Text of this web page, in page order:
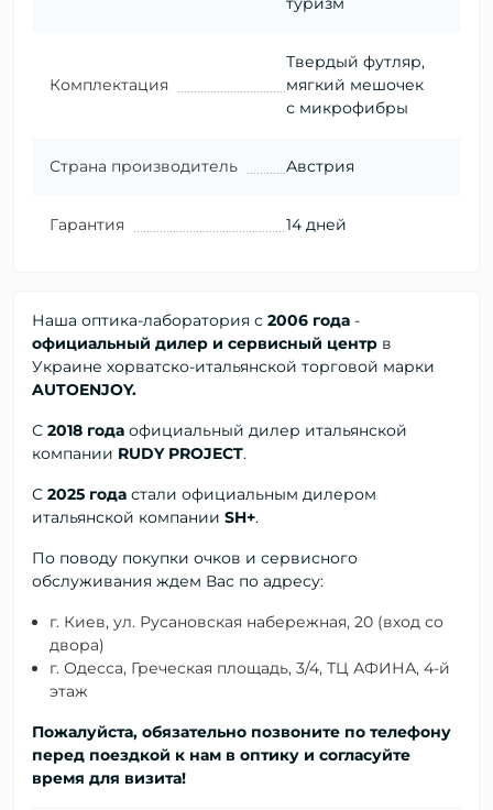
Комплектация
Твердый футляр,
мягкий мешочек
с микрофибры
Страна производитель Австрия
Гарантия 14 дней
Наша оптика-лаборатория с 2006 года -
официальный дилер и сервисный центр в
Украине хорватско-итальянской торговой марки
AUTOENJOY.
С 2018 года официальный дилер итальянской
компании RUDY PROJECT.
С 2025 года стали официальным дилером
итальянской компании SH+.
По поводу покупки очков и сервисного
обслуживания ждем Вас по адресу:
г. Киев, ул. Русановская набережная, 20 (вход со
двора)
г. Одесса, Греческая площадь, 3/4, ТЦ АФИНА, 4-й
этаж
Пожалуйста, обязательно позвоните по телефону
перед поездкой к нам в оптику и согласуйте
время для визита!